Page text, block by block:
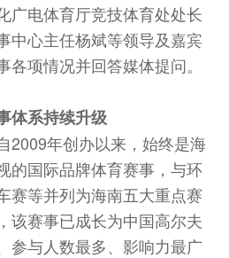
广电体育厅竞技体育处处长
中心主任杨斌等领导及嘉宾
项情况并回答媒体提问。
体系持续升级
2009年创办以来，始终是海
的国际品牌体育赛事，与环
赛等并列为海南五大重点赛
该赛事已成长为中国高尔夫
参与人数最多、影响力最广